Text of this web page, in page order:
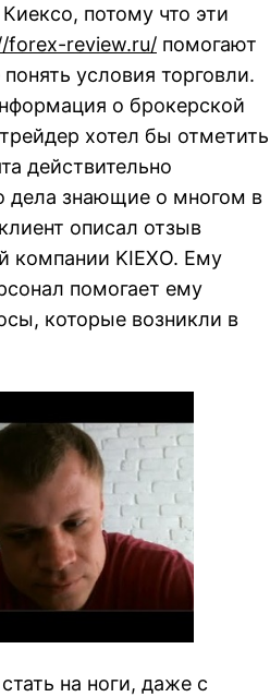
потому что эти
forex-review.ru/ помогают
условия торговли.
о брокерской
хотел бы отметить
действительно
дела знающие о многом в
описал отзыв
компании KIEXO. Ему
помогает ему
которые возникли в
на ноги, даже с